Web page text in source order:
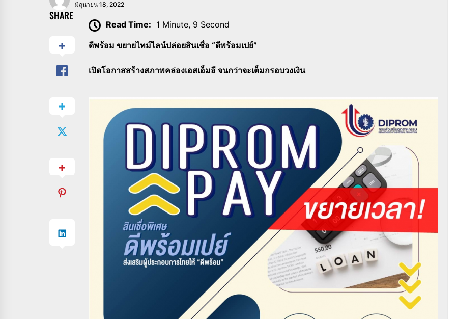
มิถุนายน 18, 2022
SHARE
Read Time: 1 Minute, 9 Second
ดีพร้อม ขยายไทม์ไลน์ปล่อยสินเชื่อ “ดีพร้อมเปย์”
เปิดโอกาสสร้างสภาพคล่องเอสเอ็มอี จนกว่าจะเต็มกรอบวงเงิน